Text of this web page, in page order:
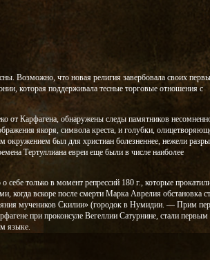
Возможно, что новая религия завербовала своих
которая поддерживала тесные торговые отношения с
от Карфагена, обнаружены следы памятников
якоря, символа креста, и голубки,
был для христиан болезненнее, нежели
Тертуллиана евреи еще были в числе наиболее
только в момент репрессий 180 г., которые
когда вскоре после смерти Марка Аврелия обстановка
мучеников Скилии» (городок в Нумидии. — Прим
при проконсуле Вегеллии Сатурнине, стали первым
языке.